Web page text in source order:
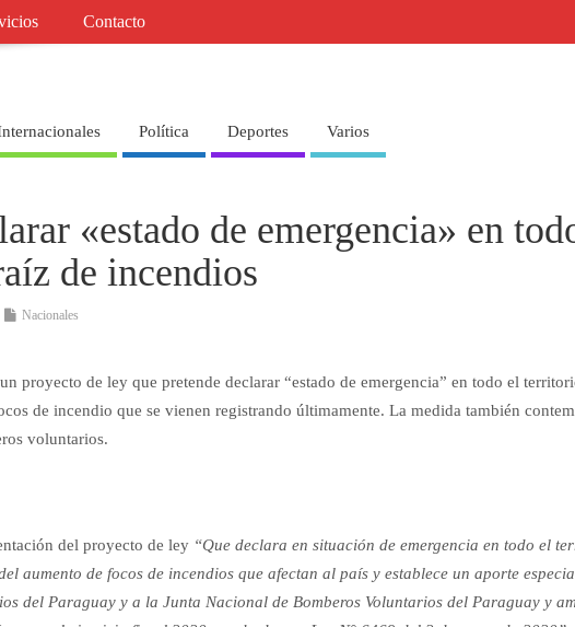
Contacto
Política Deportes Varios
«estado de emergencia» en
de incendios
Nacionales
proyecto de ley que pretende declarar “estado de emergencia” en todo el
de incendio que se vienen registrando últimamente. La medida también
voluntarios.
del proyecto de ley “Que declara en situación de emergencia en todo el
aumento de focos de incendios que afectan al país y establece un aporte
del Paraguay y a la Junta Nacional de Bomberos Voluntarios del Paraguay y